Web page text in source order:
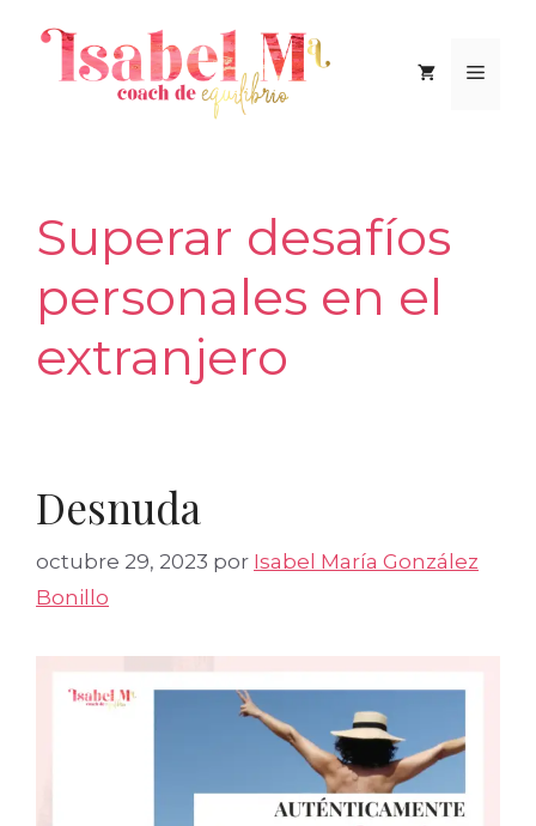
contenido
Menú
Superar desafíos
personales en el
extranjero
Desnuda
octubre 29, 2023 por Isabel María González
Bonillo